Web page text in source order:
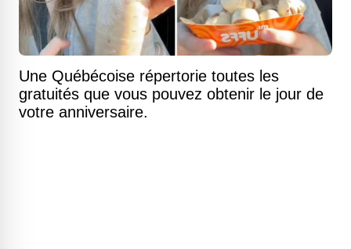
Une Québécoise répertorie toutes les
gratuités que vous pouvez obtenir le jour de
votre anniversaire.